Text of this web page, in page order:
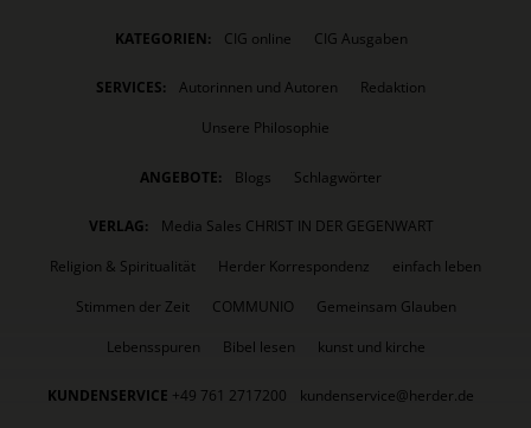
KATEGORIEN: CIG online CIG Ausgaben
SERVICES: Autorinnen und Autoren
Redaktion
Unsere Philosophie
ANGEBOTE: Blogs Schlagwörter
VERLAG:
Media Sales CHRIST IN DER GEGENWART
Religion & Spiritualität
Herder Korrespondenz
einfach leben
Stimmen der Zeit
COMMUNIO
Gemeinsam Glauben
Lebensspuren
Bibel lesen kunst und kirche
KUNDENSERVICE +49 761 2717200
kundenservice@herder.de